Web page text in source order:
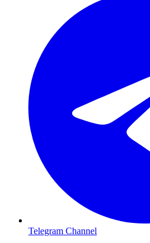
Telegram Channel